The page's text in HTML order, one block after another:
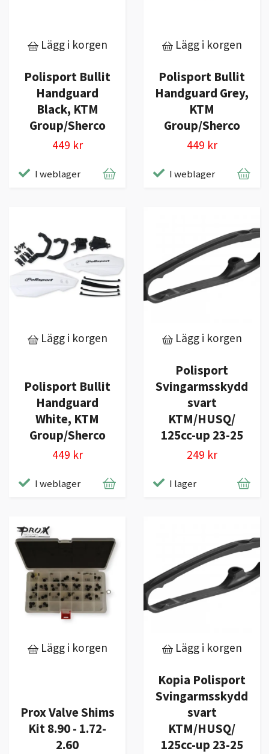
Lägg i korgen
Polisport Bullit
Handguard
Black, KTM
Group/Sherco
449 kr
I weblager
Lägg i korgen
Polisport Bullit
Handguard Grey,
KTM
Group/Sherco
449 kr
I weblager
Lägg i korgen
Polisport Bullit
Handguard
White, KTM
Group/Sherco
449 kr
I weblager
Lägg i korgen
Polisport
Svingarmsskydd
svart
KTM/HUSQ/
125cc-up 23-25
249 kr
I lager
Lägg i korgen
Prox Valve Shims
Kit 8.90 - 1.72-
2.60
Lägg i korgen
Kopia Polisport
Svingarmsskydd
svart
KTM/HUSQ/
125cc-up 23-25